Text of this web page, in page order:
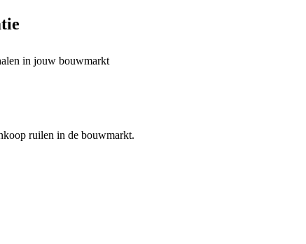
in jouw bouwmarkt
ruilen in de bouwmarkt.